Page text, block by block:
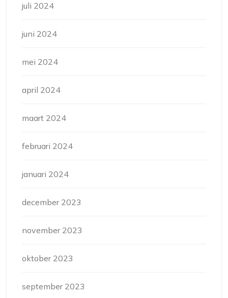
juli 2024
juni 2024
mei 2024
april 2024
maart 2024
februari 2024
januari 2024
december 2023
november 2023
oktober 2023
september 2023